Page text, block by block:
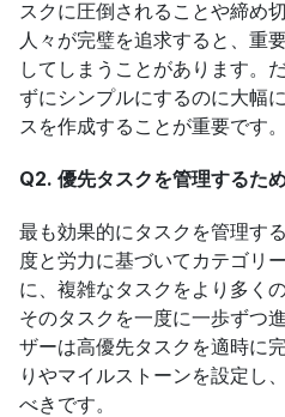
スクに圧倒されることや締め
人々が完璧を追求すると、重
してしまうことがあります。
ずにシンプルにするのに大幅
スを作成することが重要です。
Q2. 優先タスクを管理するた
最も効果的にタスクを管理す
度と労力に基づいてカテゴリ
に、複雑なタスクをより多く
そのタスクを一度に一歩ずつ
ザーは高優先タスクを適時に
りやマイルストーンを設定し
べきです。